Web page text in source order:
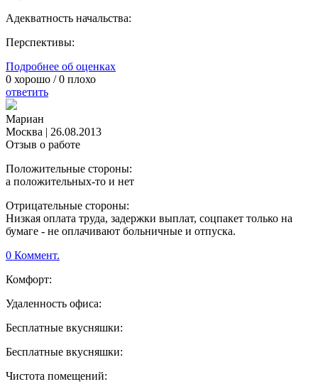
Адекватность начальства:
Перспективы:
Подробнее об оценках
0 хорошо /0 плохо
ответить
Мариан
Москва | 26.08.2013
Отзыв о работе
Положительные стороны:
а положительных-то и нет
Отрицательные стороны:
Низкая оплата труда, задержки выплат, соцпакет только на
бумаге - не оплачивают больничные и отпуска.
0 Коммент.
Комфорт:
Удаленность офиса:
Бесплатные вкусняшки:
Бесплатные вкусняшки:
Чистота помещений: